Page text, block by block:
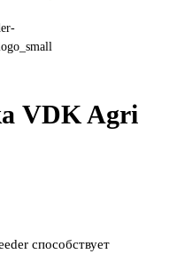
VDK Agri
способствует